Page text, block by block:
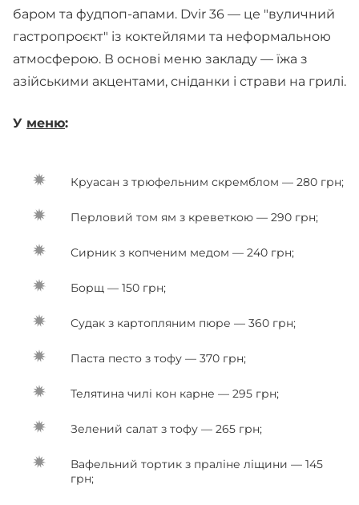
баром та фудпоп-апами. Dvir 36 — це "вуличний
гастропроєкт" із коктейлями та неформальною
атмосферою. В основі меню закладу — їжа з
азійськими акцентами, сніданки і страви на грилі.
У меню:
Круасан з трюфельним скремблом — 280 грн;
Перловий том ям з креветкою — 290 грн;
Сирник з копченим медом — 240 грн;
Борщ — 150 грн;
Судак з картопляним пюре — 360 грн;
Паста песто з тофу — 370 грн;
Телятина чилі кон карне — 295 грн;
Зелений салат з тофу — 265 грн;
Вафельний тортик з праліне ліщини — 145
грн;